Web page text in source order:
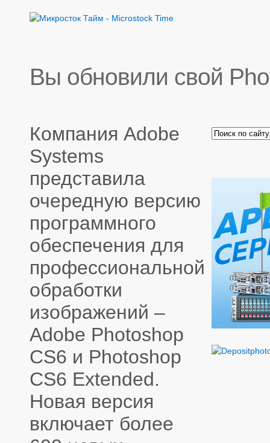
Вы обновили свой
Компания Adobe
Systems
представила
очередную версию
программного
обеспечения для
профессиональной
обработки
изображений –
Adobe Photoshop
CS6 и Photoshop
CS6 Extended.
Новая версия
включает более